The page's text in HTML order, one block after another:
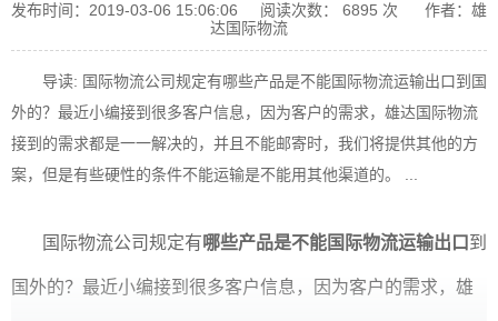
发布时间：2019-03-06 15:06:06 阅读次数： 6895 次
作者：雄
达国际物流
导读: 国际物流公司规定有哪些产品是不能国际物流运输出口到国
外的？最近小编接到很多客户信息，因为客户的需求，雄达国际物流
接到的需求都是一一解决的，并且不能邮寄时，我们将提供其他的方
案，但是有些硬性的条件不能运输是不能用其他渠道的。 ...
国际物流公司规定有哪些产品是不能国际物流运输出口 到
国外的？最近小编接到很多客户信息，因为客户的需求，雄